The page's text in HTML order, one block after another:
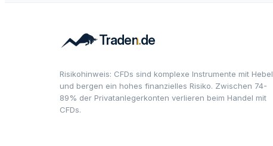
Risikohinweis: CFDs sind komplexe Instrumente mit Hebel
und bergen ein hohes finanzielles Risiko. Zwischen 74-
89% der Privatanlegerkonten verlieren beim Handel mit
CFDs.